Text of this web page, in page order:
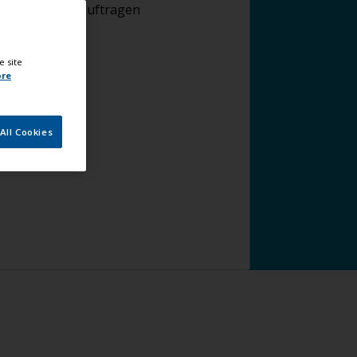
Endanstriche auftragen
site
Cookies